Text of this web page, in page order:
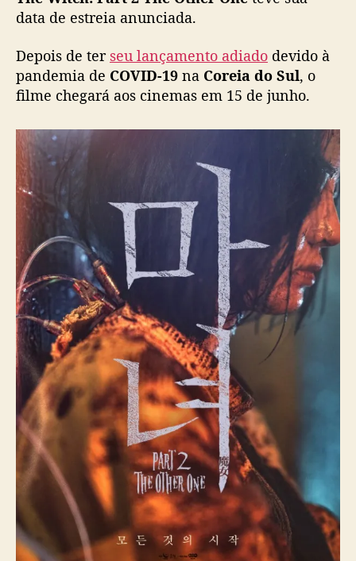
h
a
t
a
d
a
d
e
t
r
e
i
a
n
a
C
o
r
e
data de estreia anunciada.
Depois de ter seu lançamento adiado devido à
pandemia de COVID-19 na Coreia do Sul, o
filme chegará aos cinemas em 15 de junho.